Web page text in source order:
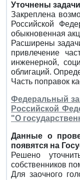
Уточнены
Закреплена
Российской
обыкновенная
Расширены
привлечение
инженерной,
облигаций.
Часть поправок
Федеральный
Российской
"О
Данные о
появятся на
Решено
собственников
Для заочного